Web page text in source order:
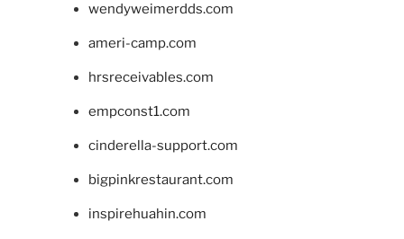
wendyweimerdds.com
ameri-camp.com
hrsreceivables.com
empconst1.com
cinderella-support.com
bigpinkrestaurant.com
inspirehuahin.com